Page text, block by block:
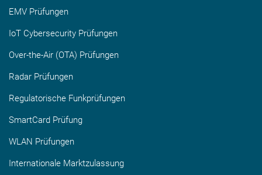
EMV Prüfungen
IoT Cybersecurity Prüfungen
Over-the-Air (OTA) Prüfungen
Radar Prüfungen
Regulatorische Funkprüfungen
SmartCard Prüfung
WLAN Prüfungen
Internationale Marktzulassung